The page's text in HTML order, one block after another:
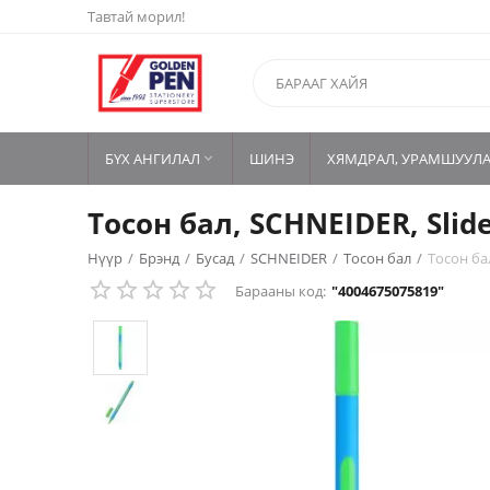
Тавтай морил!
БҮХ АНГИЛАЛ  ШИНЭ ХЯМДРАЛ,
Тосон бал, SCHNEIDER,
Нүүр / Брэнд / Бусад / SCHNEIDER / Тосон бал / Тосон
Барааны код: "4004675075819"